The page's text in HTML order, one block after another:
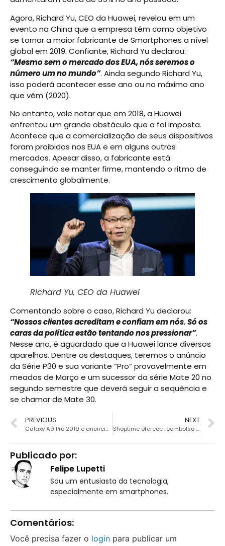
Agora, Richard Yu, CEO da Huawei, revelou em um
evento na China que a empresa têm como objetivo
se tornar a maior fabricante de Smartphones a nível
global em 2019. Confiante, Richard Yu declarou:
“Mesmo sem o mercado dos EUA, nós seremos o
número um no mundo”. Ainda segundo Richard Yu,
isso poderá acontecer esse ano ou no máximo ano
que vêm (2020).
No entanto, vale notar que em 2018, a Huawei
enfrentou um grande obstáculo que a foi imposta.
Acontece que a comercialização de seus dispositivos
foram proibidos nos EUA e em alguns outros
mercados. Apesar disso, a fabricante está
conseguindo se manter firme, mantendo o ritmo de
crescimento globalmente.
Richard Yu, CEO da Huawei
Comentando sobre o caso, Richard Yu declarou:
“Nossos clientes acreditam e confiam em nós. Só os
caras da política estão tentando nos pressionar”.
Nesse ano, é aguardado que a Huawei lance diversos
aparelhos. Dentre os destaques, teremos o anúncio
da Série P30 e sua variante “Pro” provavelmente em
meados de Março e um sucessor da série Mate 20 no
segundo semestre que deverá seguir a sequência e
se chamar de Mate 30.
PREVIOUS
Galaxy A9 Pro 2019 é anunciado com câmera frontal dentro da tela
NEXT
Shoptime oferece reembolso de 20% na compra de Smartphones
Publicado por:
Felipe Lupetti
Sou um entusiasta da tecnologia,
especialmente em smartphones.
Comentários:
Você precisa fazer o login para publicar um